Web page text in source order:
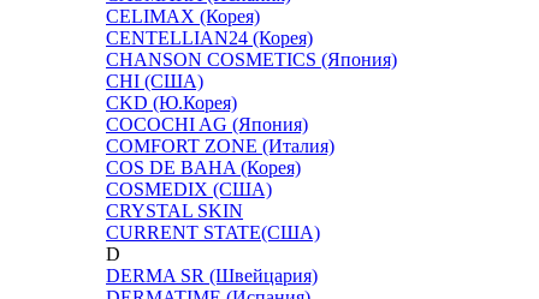
CELIMAX (Корея)
CENTELLIAN24 (Корея)
CHANSON COSMETICS (Япония)
CHI (США)
CKD (Ю.Корея)
COCOCHI AG (Япония)
COMFORT ZONE (Италия)
COS DE BAHA (Корея)
COSMEDIX (США)
CRYSTAL SKIN
CURRENT STATE(США)
D
DERMA SR (Швейцария)